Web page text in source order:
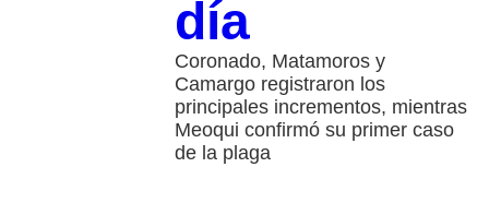
día
Coronado, Matamoros y
Camargo registraron los
principales incrementos, mientras
Meoqui confirmó su primer caso
de la plaga